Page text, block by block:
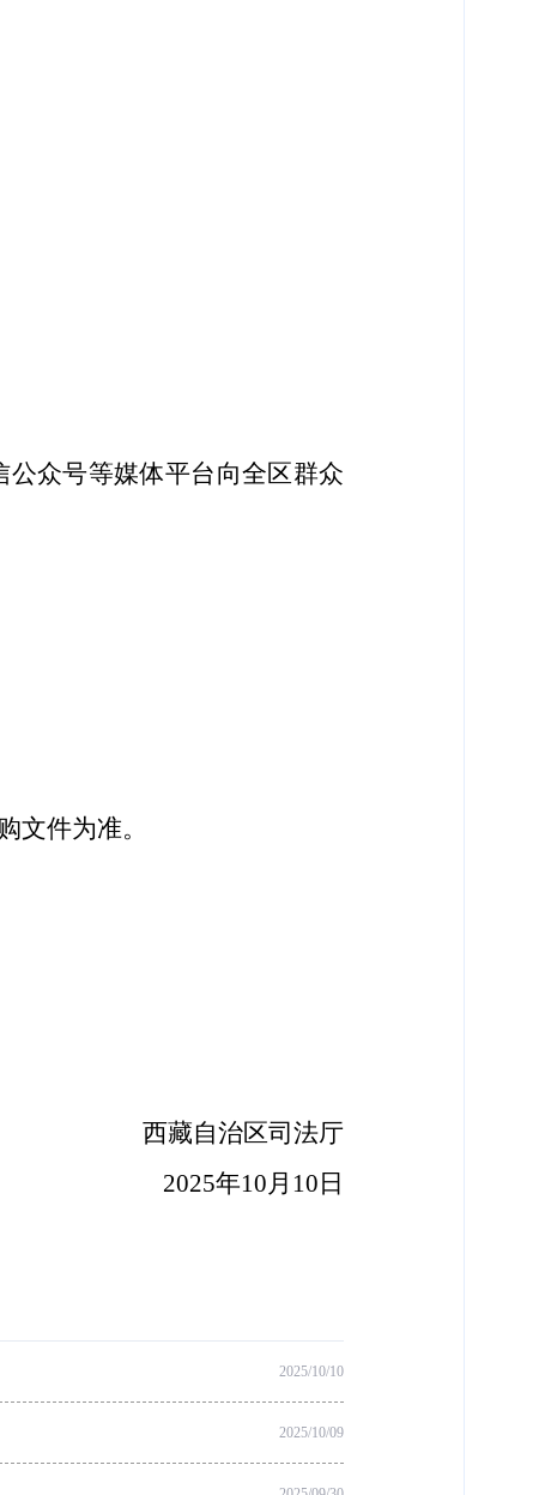
公众号等媒体平台向全区群众
文件为准。
西藏自治区司法厅
2025年10月 10 日
2025/10/10
2025/10/09